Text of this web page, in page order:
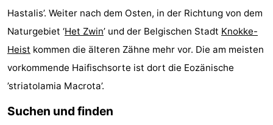
Het
-
Gent
Die
Hastalis’. Weiter nach dem Osten, in der Richtung von dem
Naturgebiet ‘Het Zwin’ und der Belgischen Stadt Knokke-
Heist kommen die älteren Zähne mehr vor. Die am meisten
vorkommende Haifischsorte ist dort die Eozänische
’striatolamia Macrota’.
Suchen und finden